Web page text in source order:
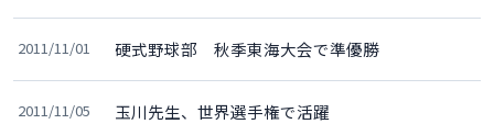
2011/11/01 硬式野球部 秋季東海大会で準優勝
2011/11/05 玉川先生、世界選手権で活躍